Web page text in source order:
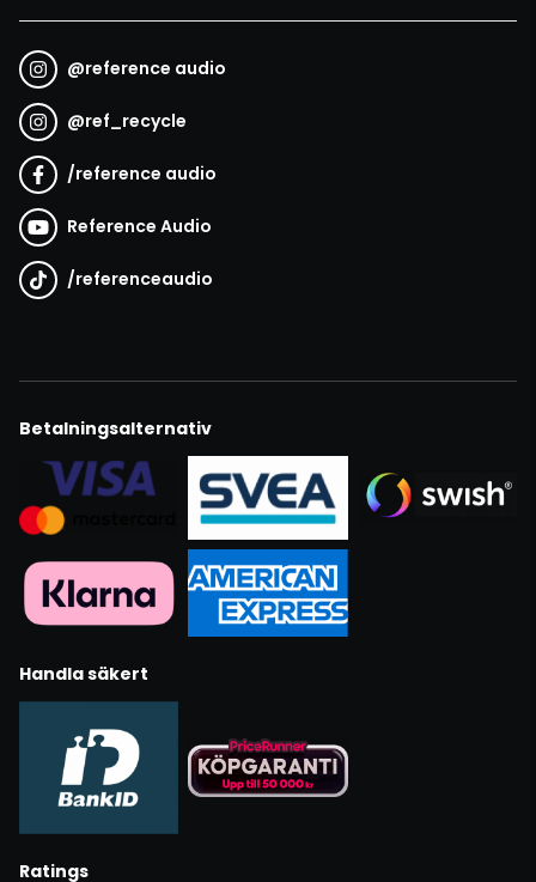
@reference audio
@ref_recycle
/reference audio
Reference Audio
/referenceaudio
Betalningsalternativ
Handla säkert
Ratings